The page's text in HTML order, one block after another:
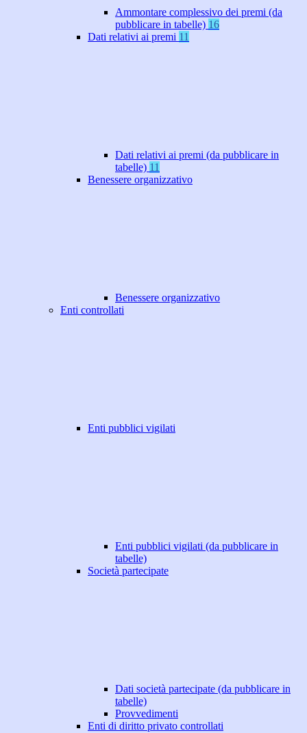
Ammontare complessivo dei premi (da
pubblicare in tabelle) 16
Dati relativi ai premi 11
Dati relativi ai premi (da pubblicare in
tabelle) 11
Benessere organizzativo
Benessere organizzativo
Enti controllati
Enti pubblici vigilati
Enti pubblici vigilati (da pubblicare in
tabelle)
Società partecipate
Dati società partecipate (da pubblicare in
tabelle)
Provvedimenti
Enti di diritto privato controllati